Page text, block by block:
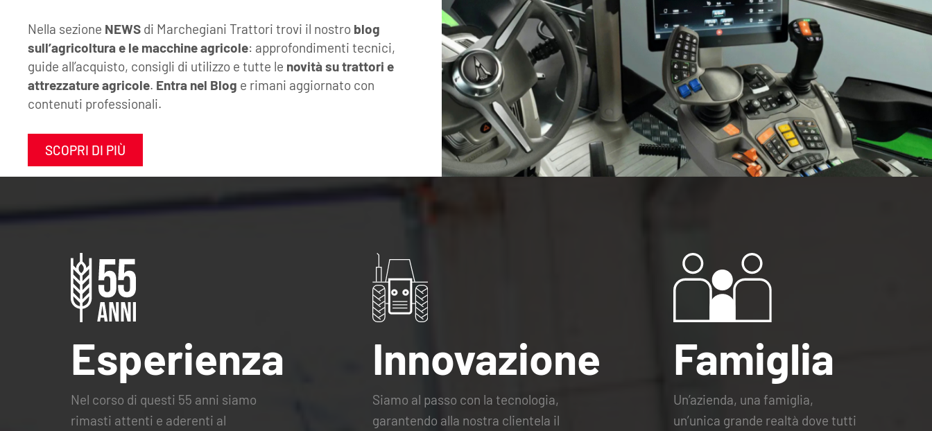
Nella sezione NEWS di Marchegiani Trattori trovi il nostro blog
sull’agricoltura e le macchine agricole: approfondimenti tecnici,
guide all’acquisto, consigli di utilizzo e tutte le novità su trattori e
attrezzature agricole. Entra nel Blog e rimani aggiornato con
contenuti professionali.
SCOPRI DI PIÙ
Esperienza
Nel corso di questi 55 anni siamo
rimasti attenti e aderenti al
Innovazione
Siamo al passo con la tecnologia,
garantendo alla nostra clientela il
Famiglia
Un’azienda, una famiglia,
un’unica grande realtà dove tutti